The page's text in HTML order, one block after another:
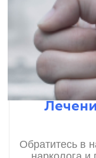
Обратитесь в